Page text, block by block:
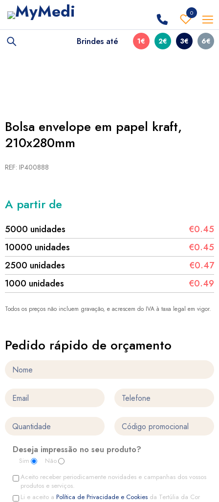
0
Brindes até 1€ 2€ 3€ 6€
Bolsa envelope em papel kraft,
210x280mm
REF: IP400888
A partir de
5000 unidades
€0.45
10000 unidades
€0.45
2500 unidades
€0.47
1000 unidades
€0.49
Todos os preços não incluem gravação, e acrescem do IVA à taxa legal em vigor.
Pedido rápido de orçamento
Deseja impressão no seu produto?
Sim
Não
Aceito receber periodicamente novidades e campanhas dos vossos
produtos e serviços.
Li e aceito a Política de Privacidade e Cookies da Tertúlia da Cor